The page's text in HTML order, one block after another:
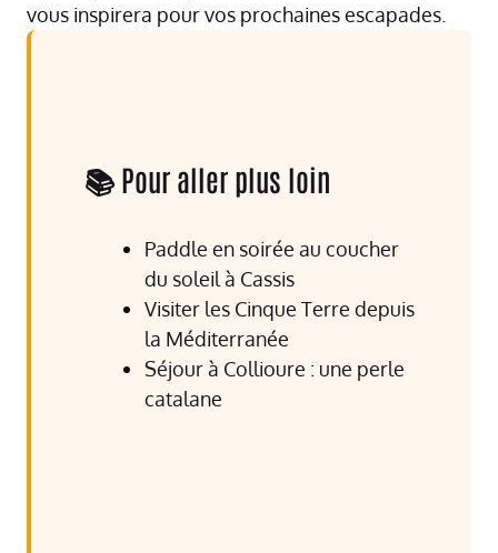
vous inspirera pour vos prochaines escapades.
📚 Pour aller plus loin
Paddle en soirée au coucher
du soleil à Cassis
Visiter les Cinque Terre depuis
la Méditerranée
Séjour à Collioure : une perle
catalane